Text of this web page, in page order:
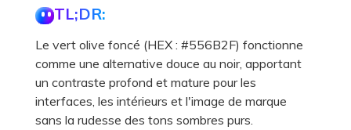
TL;DR:
Le vert olive foncé (HEX : #556B2F) fonctionne
comme une alternative douce au noir, apportant
un contraste profond et mature pour les
interfaces, les intérieurs et l'image de marque
sans la rudesse des tons sombres purs.